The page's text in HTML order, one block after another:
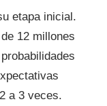
etapa inicial.
12 millones
a 3 veces.